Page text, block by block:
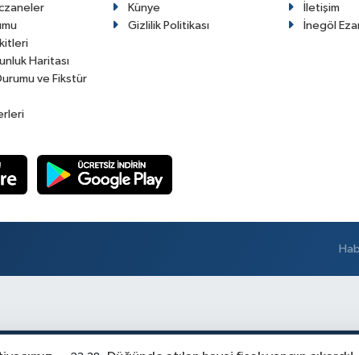
Haritası
ve Fikstür
Künye
İletişim
Gizlilik Politikası
İnegöl